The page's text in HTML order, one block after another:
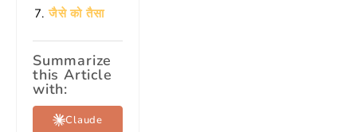
जैसे को तैसा
Summarize
this Article
with:
Claude